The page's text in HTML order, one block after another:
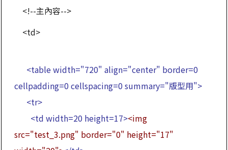
<!--主內容-->
<td>
<table width="720" align="center" border=0
cellpadding=0 cellspacing=0 summary="版型用">
<tr>
<td width=20 height=17><img
src="test_3.png" border="0" height="17"